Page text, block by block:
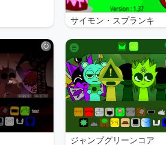
サイモン・スプランキ
ジャンプグリーンコア